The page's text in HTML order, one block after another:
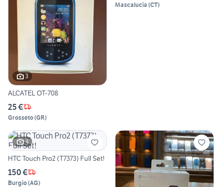
3
ALCATEL OT-708
25 €
Grosseto(GR)
Mascalucia (CT)
4
HTC Touch Pro2 (T7373) Full Set!
150 €
Burgio(AG)